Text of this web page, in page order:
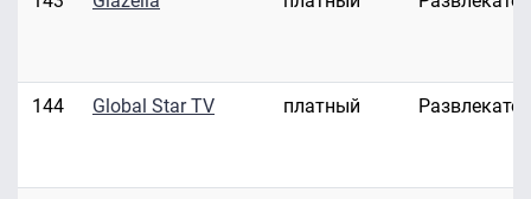
144 Global Star TV платный